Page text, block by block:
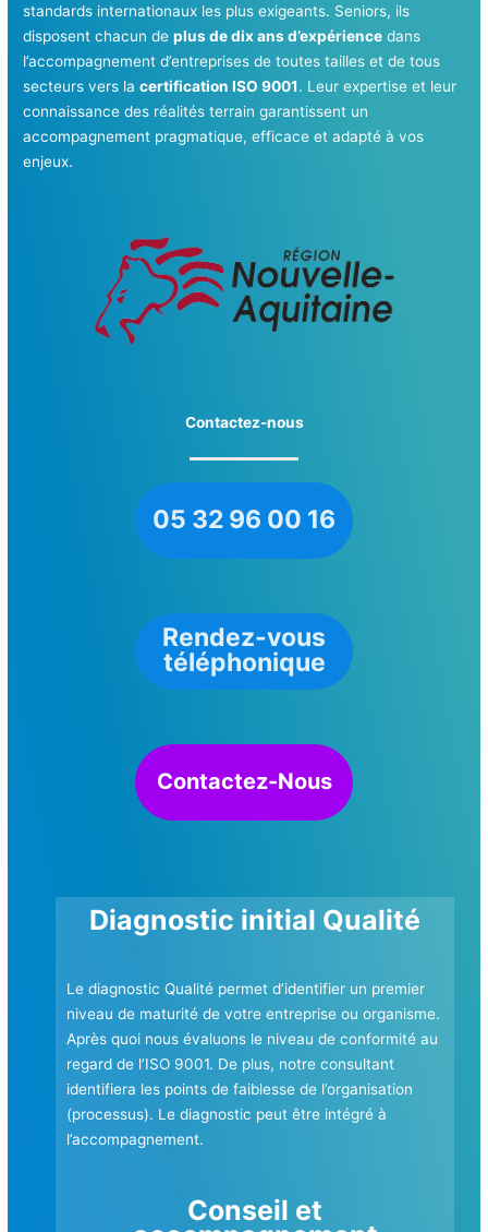
standards internationaux les plus exigeants. Seniors, ils
disposent chacun deplus de dix ans d’expérience dans
l’accompagnement d’entreprises de toutes tailles et de tous
secteurs vers lacertification ISO 9001. Leur expertise et leur
connaissance des réalités terrain garantissent un
accompagnement pragmatique, efficace et adapté à vos
enjeux.
Contactez-nous
05 32 96 00 16
Rendez-vous
téléphonique
Contactez-Nous
Diagnostic initial Qualité
Le diagnostic Qualité permet d’identifier un premier
niveau de maturité de votre entreprise ou organisme.
Après quoi nous évaluons le niveau de conformité au
regard de l’ISO 9001. De plus, notre consultant
identifiera les points de faiblesse de l’organisation
(processus). Le diagnostic peut être intégré à
l’accompagnement.
Conseil et